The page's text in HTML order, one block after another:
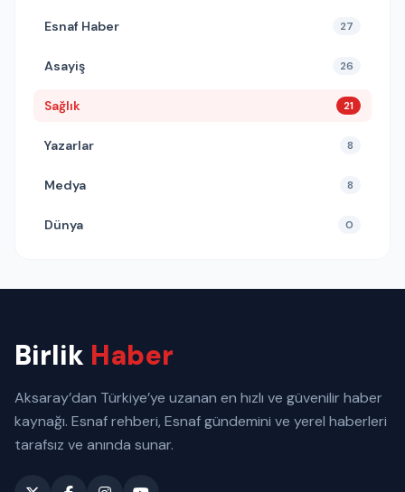
Esnaf Haber 27
Asayiş 26
Sağlık 21
Yazarlar 8
Medya 8
Dünya 0
Birlik Haber
Aksaray’dan Türkiye’ye uzanan en hızlı ve güvenilir haber
kaynağı. Esnaf rehberi, Esnaf gündemini ve yerel haberleri
tarafsız ve anında sunar.